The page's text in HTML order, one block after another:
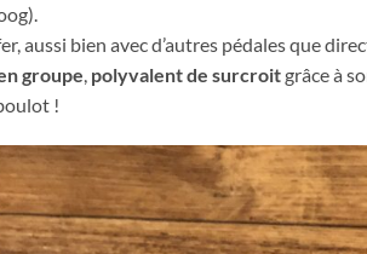
aussi bien avec d’autres pédales que
groupe polyvalent de surcroitgrâce à
!